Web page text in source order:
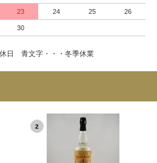
23 24 25 26
30
日 青文字・・・冬季休業
2